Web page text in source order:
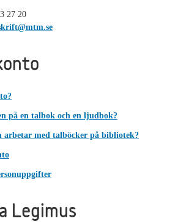
27 20
på en talbok och en ljudbok?
arbetar med talböcker på bibliotek?
Legimus